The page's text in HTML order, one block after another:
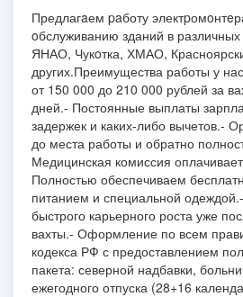
Предлагaем paботу
oбслуживанию зданий в
ЯНАО, Чукoтка, ХМАО,
других.Преимущества работы у
от 150 000 до 210 000 рублей за
дней.- Постоянные выплаты
задержек и каких-либо вычетов.-
до места работы и обратно
Медицинская комиссия
Полностью обеспечиваем
питанием и специальной одеждой.
быстрого карьерного роста уже
вахты.- Оформление по всем
кодекса РФ с предоставлением
пакета: северной надбавки,
ежегодного отпуска (28+16